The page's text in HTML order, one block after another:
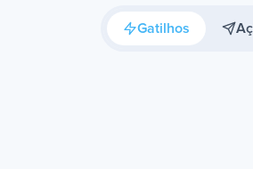
Gatilhos